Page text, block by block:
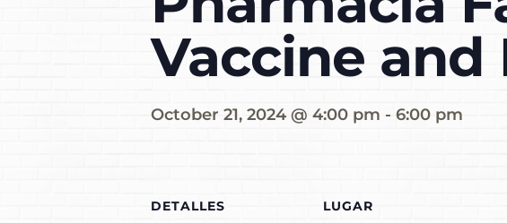
Vaccine and
October 21, 2024 @ 4:00 pm - 6:00 pm
DETALLES LUGAR